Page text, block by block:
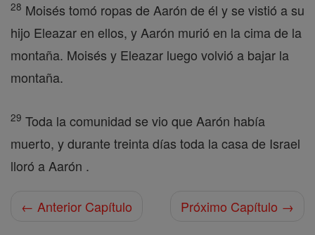
28 Moisés tomó ropas de Aarón de él y se vistió a su
hijo Eleazar en ellos, y Aarón murió en la cima de la
montaña. Moisés y Eleazar luego volvió a bajar la
montaña.
29 Toda la comunidad se vio que Aarón había
muerto, y durante treinta días toda la casa de Israel
lloró a Aarón .
← Anterior Capítulo
Próximo Capítulo →